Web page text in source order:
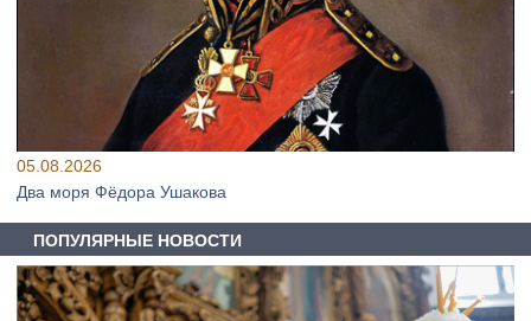
05.08.2026
Два моря Фёдора Ушакова
ПОПУЛЯРНЫЕ НОВОСТИ